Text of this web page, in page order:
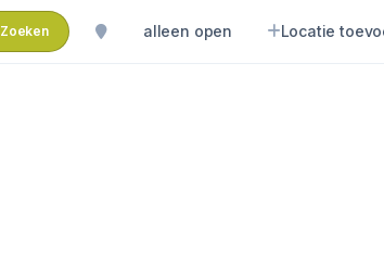
Zoeken alleen open Locatie